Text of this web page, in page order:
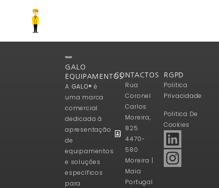
GALO
EQUIPAMENTOS
A GALO® é
uma marca
comercial
dedicada à
apresentação
de
equipamentos
e soluções
específicos
para
CONTACTOS
Rua
Coronel
Carlos
Moreira,
825
4470-
580
Moreira |
Maia
Portugal
RGPD
Politica
Privacidade
Politica De
Cookies